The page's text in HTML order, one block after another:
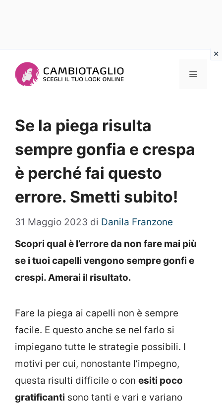
Menu
Se la piega risulta
sempre gonfia e crespa
è perché fai questo
errore. Smetti subito!
31 Maggio 2023 di Danila Franzone
Scopri qual è l’errore da non fare mai più
se i tuoi capelli vengono sempre gonfi e
crespi. Amerai il risultato.
Fare la piega ai capelli non è sempre
facile. E questo anche se nel farlo si
impiegano tutte le strategie possibili. I
motivi per cui, nonostante l’impegno,
questa risulti difficile o con esiti poco
gratificanti sono tanti e vari e variano